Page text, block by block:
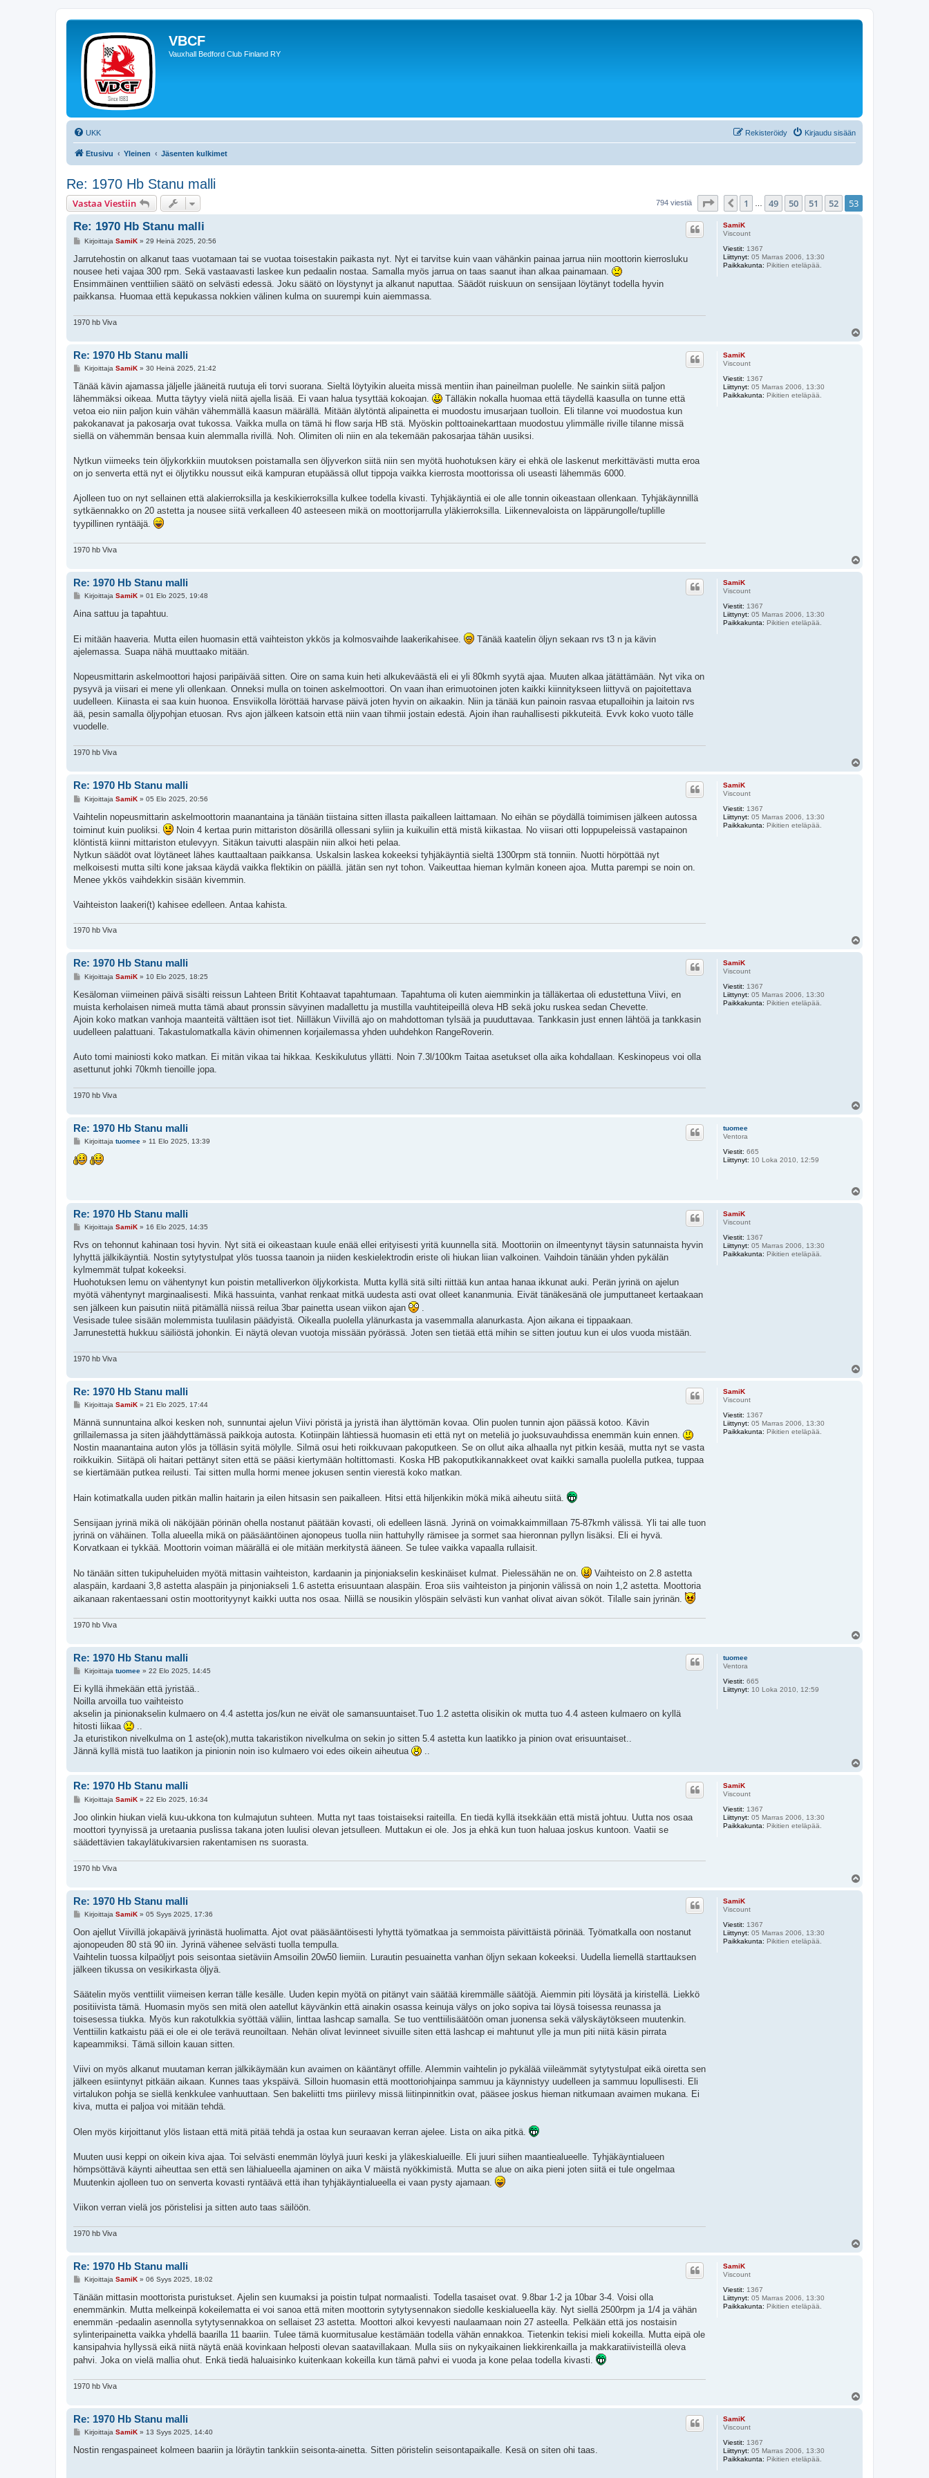
VBCF
Vauxhall Bedford Club Finland RY
UKK Kirjaudu sisään
Rekisteröidy
Etusivu Yleinen Jäsenten kulkimet
Re: 1970 Hb Stanu malli
Vastaa Viestiin 794 viestiä Sivu / 53
Edellinen
1 49 50 51 52 53
SamiK
Viscount
Viestit: 1367
Liittynyt: 05 Marras 2006, 13:30
Paikkakunta: Pikitien eteläpää.
Re: 1970 Hb Stanu malli
V
e
t
i
Kirjoittaja SamiK» 29 Heinä 2025, 20:56
Jarrutehostin on alkanut taas vuotamaan tai se vuotaa toisestakin paikasta nyt. Nyt ei tarvitse kuin vaan vähänkin painaa jarrua niin moottorin kierrosluku
nousee heti vajaa 300 rpm. Sekä vastaavasti laskee kun pedaalin nostaa. Samalla myös jarrua on taas saanut ihan alkaa painamaan.
Ensimmäinen venttiilien säätö on selvästi edessä. Joku säätö on löystynyt ja alkanut naputtaa. Säädöt ruiskuun on sensijaan löytänyt todella hyvin
paikkansa. Huomaa että kepukassa nokkien välinen kulma on suurempi kuin aiemmassa.
1970 hb Viva
SamiK
Viscount
Viestit: 1367
Liittynyt: 05 Marras 2006, 13:30
Paikkakunta: Pikitien eteläpää.
Re: 1970 Hb Stanu malli
V
e
t
i
Kirjoittaja SamiK» 30 Heinä 2025, 21:42
Tänää kävin ajamassa jäljelle jääneitä ruutuja eli torvi suorana. Sieltä löytyikin alueita missä mentiin ihan paineilman puolelle. Ne sainkin siitä paljon
lähemmäksi oikeaa. Mutta täytyy vielä niitä ajella lisää. Ei vaan halua tysyttää kokoajan.
Tälläkin nokalla huomaa että täydellä kaasulla on tunne että
vetoa eio niin paljon kuin vähän vähemmällä kaasun määrällä. Mitään älytöntä alipainetta ei muodostu imusarjaan tuolloin. Eli tilanne voi muodostua kun
pakokanavat ja pakosarja ovat tukossa. Vaikka mulla on tämä hi flow sarja HB stä. Myöskin polttoainekarttaan muodostuu ylimmälle riville tilanne missä
siellä on vähemmän bensaa kuin alemmalla rivillä. Noh. Olimiten oli niin en ala tekemään pakosarjaa tähän uusiksi.
Nytkun viimeeks tein öljykorkkiin muutoksen poistamalla sen öljyverkon siitä niin sen myötä huohotuksen käry ei ehkä ole laskenut merkittävästi mutta eroa
on jo senverta että nyt ei öljytikku noussut eikä kampuran etupäässä ollut tippoja vaikka kierrosta moottorissa oli useasti lähemmäs 6000.
Ajolleen tuo on nyt sellainen että alakierroksilla ja keskikierroksilla kulkee todella kivasti. Tyhjäkäyntiä ei ole alle tonnin oikeastaan ollenkaan. Tyhjäkäynnillä
sytkäennakko on 20 astetta ja nousee siitä verkalleen 40 asteeseen mikä on moottorijarrulla yläkierroksilla. Liikennevaloista on läppärungolle/tuplille
tyypillinen ryntääjä.
1970 hb Viva
SamiK
Viscount
Viestit: 1367
Liittynyt: 05 Marras 2006, 13:30
Paikkakunta: Pikitien eteläpää.
Re: 1970 Hb Stanu malli
V
e
Kirjoittaja SamiK» 01 Elo 2025, 19:48
Aina sattuu ja tapahtuu.
Ei mitään haaveria. Mutta eilen huomasin että vaihteiston ykkös ja kolmosvaihde laakerikahisee.
Tänää kaatelin öljyn sekaan rvs t3 n ja kävin
ajelemassa. Suapa nähä muuttaako mitään.
Nopeusmittarin askelmoottori hajosi paripäivää sitten. Oire on sama kuin heti alkukeväästä eli ei yli 80kmh syytä ajaa. Muuten alkaa jätättämään. Nyt vika on
pysyvä ja viisari ei mene yli ollenkaan. Onneksi mulla on toinen askelmoottori. On vaan ihan erimuotoinen joten kaikki kiinnitykseen liittyvä on pajoitettava
uudelleen. Kiinasta ei saa kuin huonoa. Ensviikolla löröttää harvase päivä joten hyvin on aikaakin. Niin ja tänää kun painoin rasvaa etupalloihin ja laitoin rvs
ää, pesin samalla öljypohjan etuosan. Rvs ajon jälkeen katsoin että niin vaan tihmii jostain edestä. Ajoin ihan rauhallisesti pikkuteitä. Evvk koko vuoto tälle
vuodelle.
1970 hb Viva
SamiK
Viscount
Viestit: 1367
Liittynyt: 05 Marras 2006, 13:30
Paikkakunta: Pikitien eteläpää.
Re: 1970 Hb Stanu malli
V
e
i
Kirjoittaja SamiK» 05 Elo 2025, 20:56
Vaihtelin nopeusmittarin askelmoottorin maanantaina ja tänään tiistaina sitten illasta paikalleen laittamaan. No eihän se pöydällä toimimisen jälkeen autossa
toiminut kuin puoliksi.
Noin 4 kertaa purin mittariston dösärillä ollessani syliin ja kuikuilin että mistä kiikastaa. No viisari otti loppupeleissä vastapainon
klöntistä kiinni mittariston etulevyyn. Sitäkun taivutti alaspäin niin alkoi heti pelaa.
Nytkun säädöt ovat löytäneet lähes kauttaaltaan paikkansa. Uskalsin laskea kokeeksi tyhjäkäyntiä sieltä 1300rpm stä tonniin. Nuotti hörpöttää nyt
melkoisesti mutta silti kone jaksaa käydä vaikka flektikin on päällä. jätän sen nyt tohon. Vaikeuttaa hieman kylmän koneen ajoa. Mutta parempi se noin on.
Menee ykkös vaihdekkin sisään kivemmin.
Vaihteiston laakeri(t) kahisee edelleen. Antaa kahista.
1970 hb Viva
SamiK
Viscount
Viestit: 1367
Liittynyt: 05 Marras 2006, 13:30
Paikkakunta: Pikitien eteläpää.
Re: 1970 Hb Stanu malli
V
e
t
i
Kirjoittaja SamiK» 10 Elo 2025, 18:25
Kesäloman viimeinen päivä sisälti reissun Lahteen Britit Kohtaavat tapahtumaan. Tapahtuma oli kuten aiemminkin ja tälläkertaa oli edustettuna Viivi, en
muista kerholaisen nimeä mutta tämä abaut pronssin sävyinen madallettu ja mustilla vauhtiteipeillä oleva HB sekä joku ruskea sedan Chevette.
Ajoin koko matkan vanhoja maanteitä välttäen isot tiet. Niilläkun Viivillä ajo on mahdottoman tylsää ja puuduttavaa. Tankkasin just ennen lähtöä ja tankkasin
uudelleen palattuani. Takastulomatkalla kävin ohimennen korjailemassa yhden uuhdehkon RangeRoverin.
Auto tomi mainiosti koko matkan. Ei mitän vikaa tai hikkaa. Keskikulutus yllätti. Noin 7.3l/100km Taitaa asetukset olla aika kohdallaan. Keskinopeus voi olla
asettunut johki 70kmh tienoille jopa.
1970 hb Viva
tuomee
Ventora
Viestit: 665
Liittynyt: 10 Loka 2010, 12:59
Re: 1970 Hb Stanu malli
V
e
s
Kirjoittaja tuomee» 11 Elo 2025, 13:39
SamiK
Viscount
Viestit: 1367
Liittynyt: 05 Marras 2006, 13:30
Paikkakunta: Pikitien eteläpää.
Re: 1970 Hb Stanu malli
V
e
t
i
Kirjoittaja SamiK» 16 Elo 2025, 14:35
Rvs on tehonnut kahinaan tosi hyvin. Nyt sitä ei oikeastaan kuule enää ellei erityisesti yritä kuunnella sitä. Moottoriin on ilmeentynyt täysin satunnaista hyvin
lyhyttä jälkikäyntiä. Nostin sytytystulpat ylös tuossa taanoin ja niiden keskielektrodin eriste oli hiukan liian valkoinen. Vaihdoin tänään yhden pykälän
kylmemmät tulpat kokeeksi.
Huohotuksen lemu on vähentynyt kun poistin metalliverkon öljykorkista. Mutta kyllä sitä silti riittää kun antaa hanaa ikkunat auki. Perän jyrinä on ajelun
myötä vähentynyt marginaalisesti. Mikä hassuinta, vanhat renkaat mitkä uudesta asti ovat olleet kananmunia. Eivät tänäkesänä ole jumputtaneet kertaakaan
sen jälkeen kun paisutin niitä pitämällä niissä reilua 3bar painetta usean viikon ajan
.
Vesisade tulee sisään molemmista tuulilasin päädyistä. Oikealla puolella ylänurkasta ja vasemmalla alanurkasta. Ajon aikana ei tippaakaan.
Jarrunestettä hukkuu säiliöstä johonkin. Ei näytä olevan vuotoja missään pyörässä. Joten sen tietää että mihin se sitten joutuu kun ei ulos vuoda mistään.
1970 hb Viva
SamiK
Viscount
Viestit: 1367
Liittynyt: 05 Marras 2006, 13:30
Paikkakunta: Pikitien eteläpää.
Re: 1970 Hb Stanu malli
V
e
t
i
Kirjoittaja SamiK» 21 Elo 2025, 17:44
Männä sunnuntaina alkoi kesken noh, sunnuntai ajelun Viivi pöristä ja jyristä ihan älyttömän kovaa. Olin puolen tunnin ajon päässä kotoo. Kävin
grillailemassa ja siten jäähdyttämässä paikkoja autosta. Kotiinpäin lähtiessä huomasin eti että nyt on meteliä jo juoksuvauhdissa enemmän kuin ennen.
Nostin maanantaina auton ylös ja tölläsin syitä mölylle. Silmä osui heti roikkuvaan pakoputkeen. Se on ollut aika alhaalla nyt pitkin kesää, mutta nyt se vasta
roikkuikin. Siitäpä oli haitari pettänyt siten että se pääsi kiertymään holtittomasti. Koska HB pakoputkikannakkeet ovat kaikki samalla puolella putkea, tuppaa
se kiertämään putkea reilusti. Tai sitten mulla hormi menee jokusen sentin vierestä koko matkan.
Hain kotimatkalla uuden pitkän mallin haitarin ja eilen hitsasin sen paikalleen. Hitsi että hiljenkikin mökä mikä aiheutu siitä.
Sensijaan jyrinä mikä oli näköjään pörinän ohella nostanut päätään kovasti, oli edelleen läsnä. Jyrinä on voimakkaimmillaan 75-87kmh välissä. Yli tai alle tuon
jyrinä on vähäinen. Tolla alueella mikä on pääsääntöinen ajonopeus tuolla niin hattuhylly rämisee ja sormet saa hieronnan pyllyn lisäksi. Eli ei hyvä.
Korvatkaan ei tykkää. Moottorin voiman määrällä ei ole mitään merkitystä ääneen. Se tulee vaikka vapaalla rullaisit.
No tänään sitten tukipuheluiden myötä mittasin vaihteiston, kardaanin ja pinjoniakselin keskinäiset kulmat. Pielessähän ne on.
Vaihteisto on 2.8 astetta
alaspäin, kardaani 3,8 astetta alaspäin ja pinjoniakseli 1.6 astetta erisuuntaan alaspäin. Eroa siis vaihteiston ja pinjonin välissä on noin 1,2 astetta. Moottoria
aikanaan rakentaessani ostin moottorityynyt kaikki uutta nos osaa. Niillä se nousikin ylöspäin selvästi kun vanhat olivat aivan sököt. Tilalle sain jyrinän.
1970 hb Viva
tuomee
Ventora
Viestit: 665
Liittynyt: 10 Loka 2010, 12:59
Re: 1970 Hb Stanu malli
V
e
t
i
Kirjoittaja tuomee» 22 Elo 2025, 14:45
Ei kyllä ihmekään että jyristää..
Noilla arvoilla tuo vaihteisto
akselin ja pinionakselin kulmaero on 4.4 astetta jos/kun ne eivät ole samansuuntaiset.Tuo 1.2 astetta olisikin ok mutta tuo 4.4 asteen kulmaero on kyllä
hitosti liikaa
..
Ja eturistikon nivelkulma on 1 aste(ok),mutta takaristikon nivelkulma on sekin jo sitten 5.4 astetta kun laatikko ja pinion ovat erisuuntaiset..
Jännä kyllä mistä tuo laatikon ja pinionin noin iso kulmaero voi edes oikein aiheutua
..
SamiK
Viscount
Viestit: 1367
Liittynyt: 05 Marras 2006, 13:30
Paikkakunta: Pikitien eteläpää.
Re: 1970 Hb Stanu malli
V
e
t
i
Kirjoittaja SamiK» 22 Elo 2025, 16:34
Joo olinkin hiukan vielä kuu-ukkona ton kulmajutun suhteen. Mutta nyt taas toistaiseksi raiteilla. En tiedä kyllä itsekkään että mistä johtuu. Uutta nos osaa
moottori tyynyissä ja uretaania puslissa takana joten luulisi olevan jetsulleen. Muttakun ei ole. Jos ja ehkä kun tuon haluaa joskus kuntoon. Vaatii se
säädettävien takaylätukivarsien rakentamisen ns suorasta.
1970 hb Viva
SamiK
Viscount
Viestit: 1367
Liittynyt: 05 Marras 2006, 13:30
Paikkakunta: Pikitien eteläpää.
Re: 1970 Hb Stanu malli
V
e
t
i
Kirjoittaja SamiK» 05 Syys 2025, 17:36
Oon ajellut Viivillä jokapäivä jyrinästä huolimatta. Ajot ovat pääsääntöisesti lyhyttä työmatkaa ja semmoista päivittäistä pörinää. Työmatkalla oon nostanut
ajonopeuden 80 stä 90 iin. Jyrinä vähenee selvästi tuolla tempulla.
Vaihtelin tuossa kilpaöljyt pois seisontaa sietäviin Amsoilin 20w50 liemiin. Lurautin pesuainetta vanhan öljyn sekaan kokeeksi. Uudella liemellä starttauksen
jälkeen tikussa on vesikirkasta öljyä.
Säätelin myös venttiilit viimeisen kerran tälle kesälle. Uuden kepin myötä on pitänyt vain säätää kiremmälle säätöjä. Aiemmin piti löysätä ja kiristellä. Liekkö
positiivista tämä. Huomasin myös sen mitä olen aatellut käyvänkin että ainakin osassa keinuja välys on joko sopiva tai löysä toisessa reunassa ja
toisesessa tiukka. Myös kun rakotulkkia syöttää väliin, linttaa lashcap samalla. Se tuo venttiilisäätöön oman juonensa sekä välyskäytökseen muutenkin.
Venttiilin katkaistu pää ei ole ei ole terävä reunoiltaan. Nehän olivat levinneet sivuille siten että lashcap ei mahtunut ylle ja mun piti niitä käsin pirrata
kapeammiksi. Tämä silloin kauan sitten.
Viivi on myös alkanut muutaman kerran jälkikäymään kun avaimen on kääntänyt offille. AIemmin vaihtelin jo pykälää viileämmät sytytystulpat eikä oiretta sen
jälkeen esiintynyt pitkään aikaan. Kunnes taas ykspäivä. Silloin huomasin että moottoriohjainpa sammuu ja käynnistyy uudelleen ja sammuu lopullisesti. Eli
virtalukon pohja se siellä kenkkulee vanhuuttaan. Sen bakeliitti tms piirilevy missä liitinpinnitkin ovat, pääsee joskus hieman nitkumaan avaimen mukana. Ei
kiva, mutta ei paljoa voi mitään tehdä.
Olen myös kirjoittanut ylös listaan että mitä pitää tehdä ja ostaa kun seuraavan kerran ajelee. Lista on aika pitkä.
Muuten uusi keppi on oikein kiva ajaa. Toi selvästi enemmän löylyä juuri keski ja yläkeskialueille. Eli juuri siihen maantiealueelle. Tyhjäkäyntialueen
hömpsöttävä käynti aiheuttaa sen että sen lähialueella ajaminen on aika V mäistä nyökkimistä. Mutta se alue on aika pieni joten siitä ei tule ongelmaa
Muutenkin ajolleen tuo on senverta kovasti ryntäävä että ihan tyhjäkäyntialueella ei vaan pysty ajamaan.
Viikon verran vielä jos pöristelisi ja sitten auto taas säilöön.
1970 hb Viva
SamiK
Viscount
Viestit: 1367
Liittynyt: 05 Marras 2006, 13:30
Paikkakunta: Pikitien eteläpää.
Re: 1970 Hb Stanu malli
V
e
t
i
Kirjoittaja SamiK» 06 Syys 2025, 18:02
Tänään mittasin moottorista puristukset. Ajelin sen kuumaksi ja poistin tulpat normaalisti. Todella tasaiset ovat. 9.8bar 1-2 ja 10bar 3-4. Voisi olla
enemmänkin. Mutta melkeinpä kokeilematta ei voi sanoa että miten moottorin sytytysennakon siedolle keskialueella käy. Nyt siellä 2500rpm ja 1/4 ja vähän
enemmän -pedaalin asennolla sytytysennakkoa on sellaiset 23 astetta. Moottori alkoi kevyesti naulaamaan noin 27 asteella. Pelkään että jos nostaisin
sylinteripainetta vaikka yhdellä baarilla 11 baariin. Tulee tämä kuormitusalue kestämään todella vähän ennakkoa. Tietenkin tekisi mieli kokeilla. Mutta eipä ole
kansipahvia hyllyssä eikä niitä näytä enää kovinkaan helposti olevan saatavillakaan. Mulla siis on nykyaikainen liekkirenkailla ja makkaratiivisteillä oleva
pahvi. Joka on vielä mallia ohut. Enkä tiedä haluaisinko kuitenkaan kokeilla kun tämä pahvi ei vuoda ja kone pelaa todella kivasti.
1970 hb Viva
SamiK
Viscount
Viestit: 1367
Liittynyt: 05 Marras 2006, 13:30
Paikkakunta: Pikitien eteläpää.
Re: 1970 Hb Stanu malli
V
e
Kirjoittaja SamiK» 13 Syys 2025, 14:40
Nostin rengaspaineet kolmeen baariin ja löräytin tankkiin seisonta-ainetta. Sitten pöristelin seisontapaikalle. Kesä on siten ohi taas.